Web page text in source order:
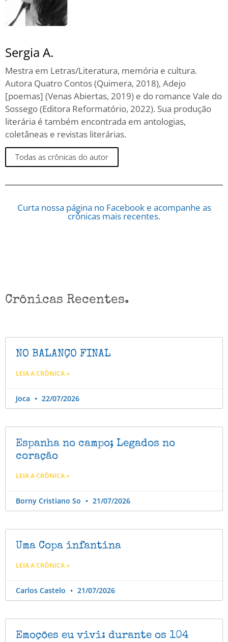
Sergia A.
Mestra em Letras/Literatura, memória e cultura.
Autora Quatro Contos (Quimera, 2018), Adejo
[poemas] (Venas Abiertas, 2019) e do romance Vale do
Sossego (Editora Reformatório, 2022). Sua produção
literária é também encontrada em antologias,
coletâneas e revistas literárias.
Todas as crônicas do autor
Curta nossa página no Facebook e acompanhe as
crônicas mais recentes.
Crônicas Recentes.
NO BALANÇO FINAL
LEIA A CRÔNICA »
Joca 22/07/2026
Espanha no campo; Legados no
coração
LEIA A CRÔNICA »
Borny Cristiano So 21/07/2026
Uma Copa infantina
LEIA A CRÔNICA »
Carlos Castelo 21/07/2026
Emoções eu vivi: durante os 104